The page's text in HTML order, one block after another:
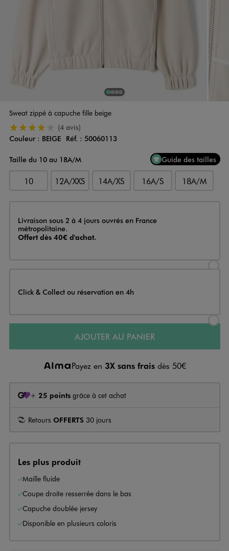
1Sur 4
2Sur 4
3Sur 4
4 Sur 4
Sweat zippé à capuche fille beige
4/5 de moyenne(4 avis)
Couleur
Couleur : BEIGE Réf. : 50060113
Taille du 10 au 18A/M
Guide des tailles
10 12A/XXS 14A/XS 16A/S 18A/M
Livraison
Livraison sous 2 à 4 jours ouvrés en France
métropolitaine.
Offert dès 40€ d'achat.
Click & Collect ou réservation en 4h
AJOUTER AU PANIER
Payez en 3X sans frais dès 50€
+ 25 points grâce à cet achat
Retours OFFERTS 30 jours
Les plus produit
Maille fluide
Coupe droite resserrée dans le bas
Capuche doublée jersey
Disponible en plusieurs coloris